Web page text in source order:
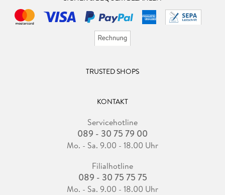
TRUSTED SHOPS
KONTAKT
Servicehotline
089 - 30 75 79 00
Mo. - Sa. 9.00 - 18.00 Uhr
Filialhotline
089 - 30 75 75 75
Mo. - Sa. 9.00 - 18.00 Uhr